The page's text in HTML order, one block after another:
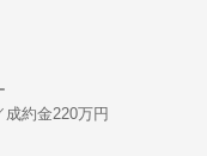
成約金220万円